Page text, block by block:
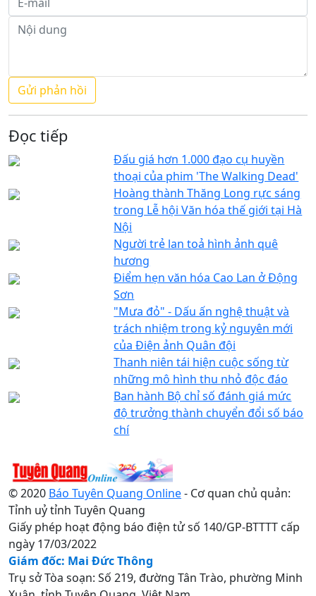
Đọc tiếp
Đấu giá hơn 1.000 đạo cụ huyền
thoại của phim 'The Walking Dead'
Hoàng thành Thăng Long rực sáng
trong Lễ hội Văn hóa thế giới tại Hà
Nội
Người trẻ lan toả hình ảnh quê
hương
Điểm hẹn văn hóa Cao Lan ở Động
Sơn
"Mưa đỏ" - Dấu ấn nghệ thuật và
trách nhiệm trong kỷ nguyên mới
của Điện ảnh Quân đội
Thanh niên tái hiện cuộc sống từ
những mô hình thu nhỏ độc đáo
Ban hành Bộ chỉ số đánh giá mức
độ trưởng thành chuyển đổi số báo
chí
© 2020 Báo Tuyên Quang Online- Cơ quan chủ quản:
Tỉnh uỷ tỉnh Tuyên Quang
Giấy phép hoạt động báo điện tử số 140/GP-BTTTT cấp
ngày 17/03/2022
Giám đốc: Mai Đức Thông
Trụ sở Tòa soạn: Số 219, đường Tân Trào, phường Minh